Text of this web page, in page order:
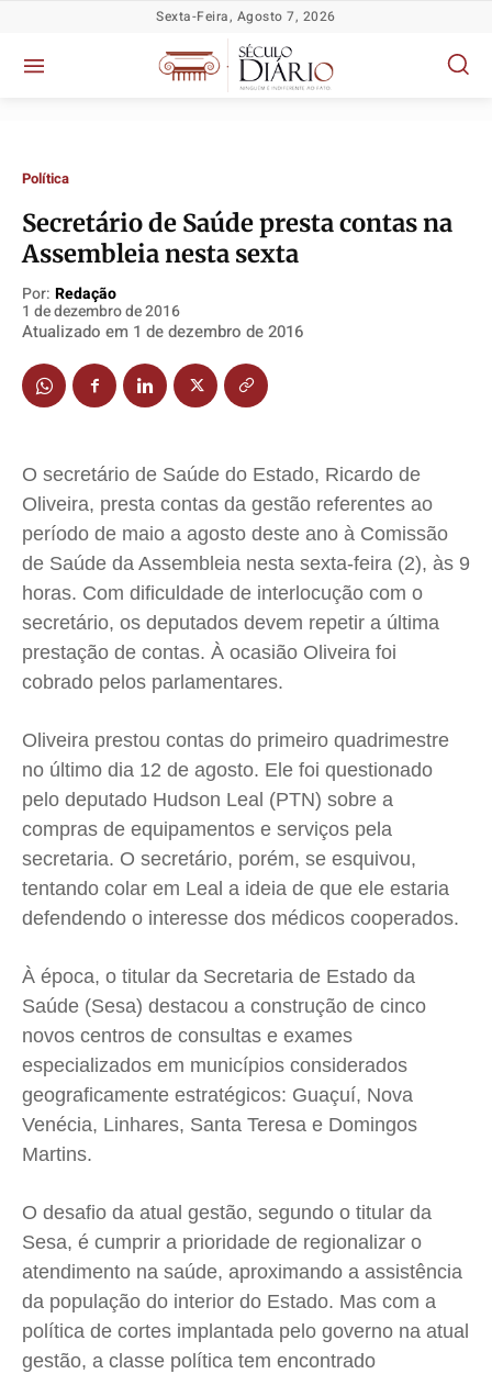
Política
TV Século
Justiça
Educação
Segurança
Saúde
Cidades
Direitos
Economia
Caetano Roque
Jr Mignone (in memorian)
Wanda Sily
Publicidade Legal
Anuncie
Expediente
Termos de Uso
Privacidade
Política
TV Século
Justiça
Educação
Segurança
Saúde
Cidades
Direitos
Economia
Caetano Roque
Jr Mignone (in memorian)
Wanda Sily
Publicidade Legal
Anuncie
Expediente
Termos de Uso
Privacidade
Política
TV Século
Justiça
Educação
Segurança
Saúde
Cidades
Direitos
Economia
Caetano Roque
Jr Mignone (in memorian)
Wanda Sily
Publicidade Legal
Anuncie
Expediente
Termos de Uso
Privacidade
Política
TV Século
Justiça
Educação
Segurança
Saúde
Cidades
Direitos
Economia
Caetano Roque
Jr Mignone (in memorian)
Wanda Sily
Publicidade Legal
Anuncie
Expediente
Termos de Uso
Privacidade
Sexta-Feira, Agosto 7, 2026
Política
Secretário de Saúde presta contas na
Assembleia nesta sexta
Por: Redação
1 de dezembro de 2016
Atualizado em 1 de dezembro de 2016
O secretário de Saúde do Estado, Ricardo de
Oliveira, presta contas da gestão referentes ao
período de maio a agosto deste ano à Comissão
de Saúde da Assembleia nesta sexta-feira (2), às 9
horas. Com dificuldade de interlocução com o
secretário, os deputados devem repetir a última
prestação de contas. À ocasião Oliveira foi
cobrado pelos parlamentares.
Oliveira prestou contas do primeiro quadrimestre
no último dia 12 de agosto. Ele foi questionado
pelo deputado Hudson Leal (PTN) sobre a
compras de equipamentos e serviços pela
secretaria. O secretário, porém, se esquivou,
tentando colar em Leal a ideia de que ele estaria
defendendo o interesse dos médicos cooperados.
À época, o titular da Secretaria de Estado da
Saúde (Sesa) destacou a construção de cinco
novos centros de consultas e exames
especializados em municípios considerados
geograficamente estratégicos: Guaçuí, Nova
Venécia, Linhares, Santa Teresa e Domingos
Martins.
O desafio da atual gestão, segundo o titular da
Sesa, é cumprir a prioridade de regionalizar o
atendimento na saúde, aproximando a assistência
da população do interior do Estado. Mas com a
política de cortes implantada pelo governo na atual
gestão, a classe política tem encontrado